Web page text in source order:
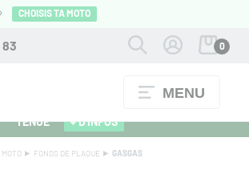
CHOISIS TA MOTO
0
MENU
: FLOCAGE OFFERT POUR L'ACHAT D'UNE
TENUE
+ D'INFOS
FONDS DE PLAQUE GASGAS